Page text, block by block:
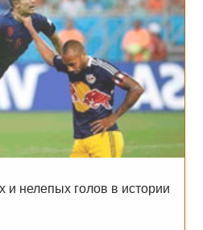
нелепых голов в истории